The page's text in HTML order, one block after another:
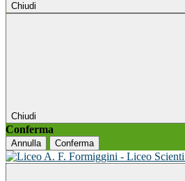
Chiudi
Chiudi
Conferma
Annulla Conferma